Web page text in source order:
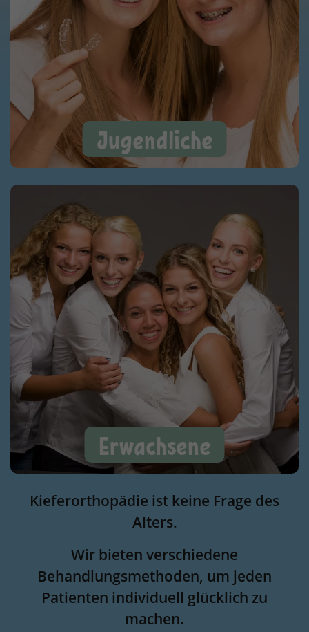
Jugendliche
Erwachsene
Kieferorthopädie ist keine Frage des
Alters.
Wir bieten verschiedene
Behandlungsmethoden, um jeden
Patienten individuell glücklich zu
machen.